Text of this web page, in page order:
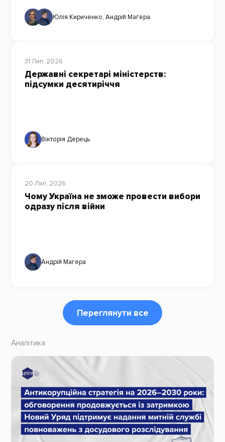
Юлія Кириченко, Андрій Магера
31 Лип, 2026
Державні секретарі міністерств:
підсумки десятиріччя
Вікторія Дерець
20 Лип, 2026
Чому Україна не зможе провести вибори
одразу після війни
Андрій Магера
Переглянути все
Аналітика